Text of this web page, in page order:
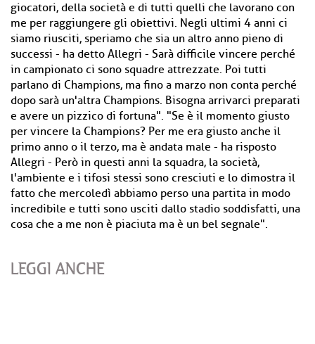
giocatori, della società e di tutti quelli che lavorano con
me per raggiungere gli obiettivi. Negli ultimi 4 anni ci
siamo riusciti, speriamo che sia un altro anno pieno di
successi - ha detto Allegri - Sarà difficile vincere perché
in campionato ci sono squadre attrezzate. Poi tutti
parlano di Champions, ma fino a marzo non conta perché
dopo sarà un'altra Champions. Bisogna arrivarci preparati
e avere un pizzico di fortuna". "Se è il momento giusto
per vincere la Champions? Per me era giusto anche il
primo anno o il terzo, ma è andata male - ha risposto
Allegri - Però in questi anni la squadra, la società,
l'ambiente e i tifosi stessi sono cresciuti e lo dimostra il
fatto che mercoledì abbiamo perso una partita in modo
incredibile e tutti sono usciti dallo stadio soddisfatti, una
cosa che a me non è piaciuta ma è un bel segnale".
LEGGI ANCHE